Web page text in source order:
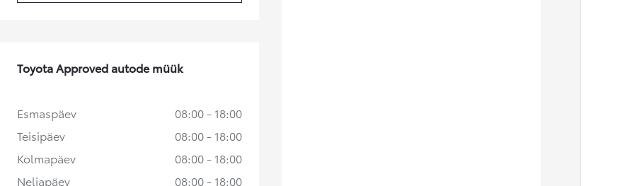
Toyota Approved autode müük
Esmaspäev
08:00 - 18:00
Teisipäev
08:00 - 18:00
Kolmapäev
08:00 - 18:00
Neljapäev
08:00 - 18:00